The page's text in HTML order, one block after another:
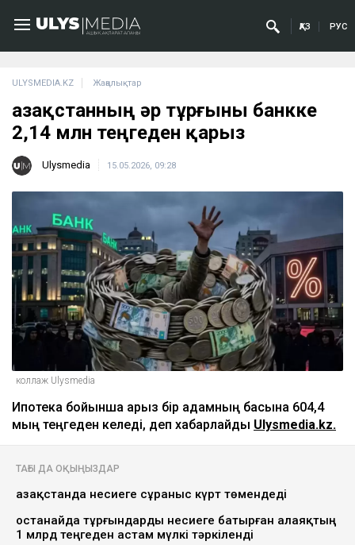
ҚАЗ РУС
ULYSMEDIA.KZ Жаңалықтар
Қазақстанның әр тұрғыны банкке
2,14 млн теңгеден қарыз
Ulysmedia 15.05.2026, 09:28
коллаж Ulysmedia
Ипотека бойынша қарыз бір адамның басына 604,4
мың теңгеден келеді, деп хабарлайды Ulysmedia.kz.
ТАҒЫ ДА ОҚЫҢЫЗДАР
Қазақстанда несиеге сұраныс күрт төмендеді
Қостанайда тұрғындарды несиеге батырған алаяқтың
1 млрд теңгеден астам мүлкі тәркіленді